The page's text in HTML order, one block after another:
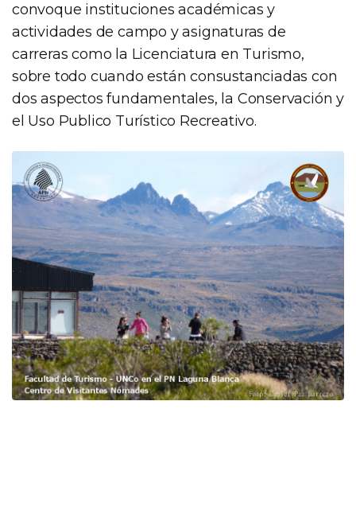
convoque instituciones académicas y
actividades de campo y asignaturas de
carreras como la Licenciatura en Turismo,
sobre todo cuando están consustanciadas con
dos aspectos fundamentales, la Conservación y
el Uso Publico Turístico Recreativo.